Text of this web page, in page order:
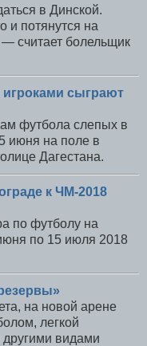
в Динской.
и потянутся на
считает болельщик
сыграют
футбола слепых в
июня на поле в
Дагестана.
к ЧМ-2018
по футболу на
по 15 июля 2018
на новой арене
легкой
другими видами